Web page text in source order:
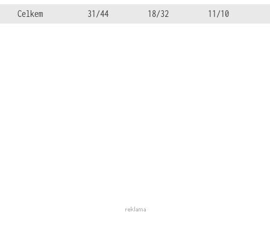
Celkem
31/44 18/32 11/10